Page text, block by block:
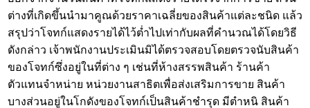
ต่างที่เกิดขึ้นนำมาคูณด้วยราคาเฉลี่ยของสินค้าแต่ละชนิด แล้ว
สรุปว่าโจทก์แสดงรายได้ไว้ต่ำไปเท่ากับผลที่คำนวณได้โดยวิธี
ดังกล่าว เจ้าพนักงานประเมินมิได้ตรวจสอบโดยตรวจนับสินค้า
ของโจทก์ซึ่งอยู่ในที่ต่าง ๆ เช่นที่ห้างสรรพสินค้า ร้านค้า
ตัวแทนจำหน่าย หน่วยงานสาธิตเพื่อส่งเสริมการขาย สินค้า
บางส่วนอยู่ในโกดังของโจทก์เป็นสินค้าชำรุด มีตำหนิ สินค้า